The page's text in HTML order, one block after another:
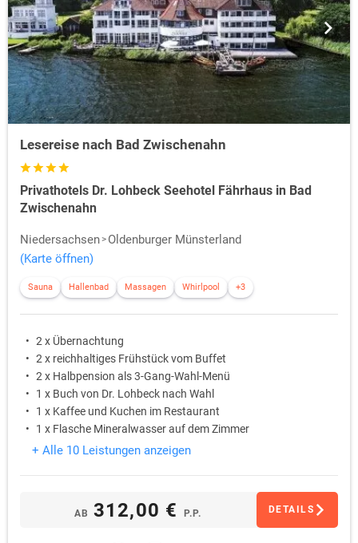
Lesereise nach Bad Zwischenahn
Privathotels Dr. Lohbeck Seehotel Fährhaus in Bad
Zwischenahn
Niedersachsen
Oldenburger Münsterland
(Karte öffnen)
Sauna Hallenbad Massagen Whirlpool +3
2 x Übernachtung
2 x reichhaltiges Frühstück vom Buffet
2 x Halbpension als 3-Gang-Wahl-Menü
1 x Buch von Dr. Lohbeck nach Wahl
1 x Kaffee und Kuchen im Restaurant
1 x Flasche Mineralwasser auf dem Zimmer
+ Alle 10 Leistungen anzeigen
AB 312,00 € P.P. DETAILS